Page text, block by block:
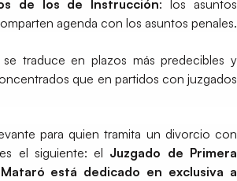
de los de Instrucción: los asuntos
agenda con los asuntos penales.
traduce en plazos más predecibles y
que en partidos con juzgados
para quien tramita un divorcio con
el siguiente: el Juzgado de Primera
está dedicado en exclusiva a